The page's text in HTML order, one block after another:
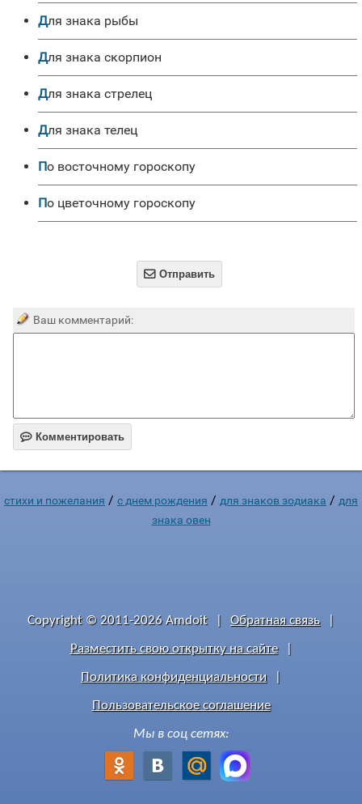
для знака рыбы
для знака скорпион
для знака стрелец
для знака телец
по восточному гороскопу
по цветочному гороскопу
 Отправить
Ваш комментарий:
 Комментировать
стихи и пожелания / c днем рождения / для знаков зодиака / для
знака овен
Copyright © 2011-2026 Amdoit Обратная связь
Разместить свою открытку на сайте
Политика конфиденциальности
Пользовательское соглашение
Мы в соц сетях: